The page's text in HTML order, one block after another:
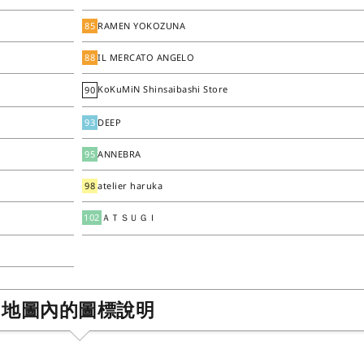
85 RAMEN YOKOZUNA
88 IL MERCATO ANGELO
90 KoKuMiN Shinsaibashi Store
93 DEEP
95 ANNEBRA
98 atelier haruka
102 ＡＴＳＵＧＩ
地圖內的圖標說明